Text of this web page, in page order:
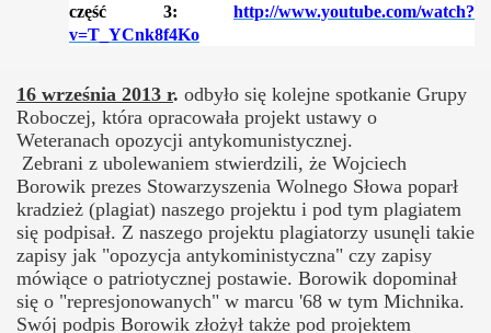
część 3:
http://www.youtube.com/watch?
v=T_YCnk8f4Ko
16 września 2013 r. odbyło się kolejne spotkanie Grupy
Roboczej, która opracowała projekt ustawy o
Weteranach opozycji antykomunistycznej.
Zebrani z ubolewaniem stwierdzili, że Wojciech
Borowik prezes Stowarzyszenia Wolnego Słowa poparł
kradzież (plagiat) naszego projektu i pod tym plagiatem
się podpisał. Z naszego projektu plagiatorzy usunęli takie
zapisy jak "opozycja antykoministyczna" czy zapisy
mówiące o patriotycznej postawie. Borowik dopominał
się o "represjonowanych" w marcu '68 w tym Michnika.
Swój podpis Borowik złożył także pod projektem